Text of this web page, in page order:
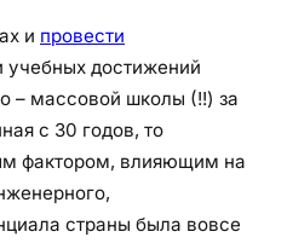
и провести
учебных достижений
– массовой школы (!!) за
с 30 годов, то
фактором, влияющим на
страны была вовсе